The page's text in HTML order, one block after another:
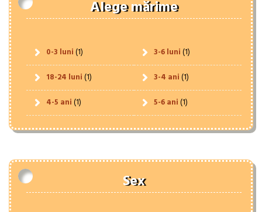
Alege mărime
0-3 luni(1) 3-6 luni(1)
18-24 luni(1) 3-4 ani(1)
4-5 ani(1) 5-6 ani(1)
Sex